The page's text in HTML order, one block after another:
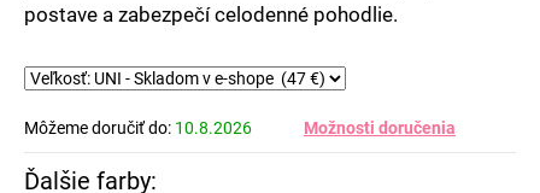
postave a zabezpečí celodenné pohodlie.
Môžeme doručiť do: 10.8.2026 Možnosti doručenia